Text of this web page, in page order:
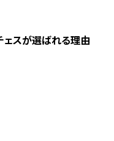
ェスが選ばれる理由